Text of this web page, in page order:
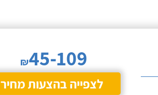
₪45-109
לצפייה בהצעות מחיר